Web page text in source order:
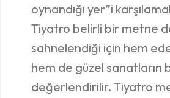
oynandığı yer”i
Tiyatro belirli bir metne
sahnelendiği için hem
hem de güzel sanatların
değerlendirilir. Tiyatro